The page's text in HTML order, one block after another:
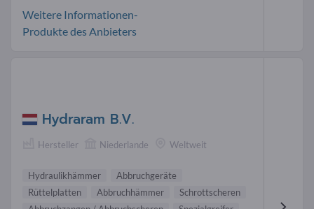
Weitere Informationen-
Produkte des Anbieters
Hydraram B.V.
Hersteller Niederlande Weltweit
Hydraulikhämmer
Abbruchgeräte
Rüttelplatten
Abbruchhämmer
Schrottscheren